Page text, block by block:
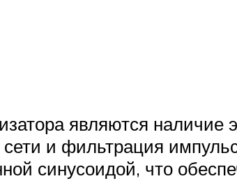
являются наличие
сети и фильтрация
синусоидой, что